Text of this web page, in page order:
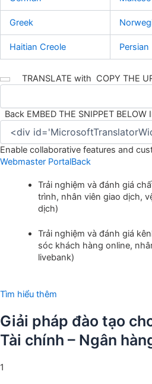
Greek
Haitian Creole Persian
TRANSLATE with COPY THE
Back EMBED THE SNIPPET BELOW
Enable collaborative features and
Webmaster PortalBack
Trải nghiệm và đánh giá
trình, nhân viên giao dịch,
dịch)
Trải nghiệm và đánh giá
sóc khách hàng online,
livebank)
Tìm hiểu thêm
Giải pháp đào tạo
Tài chính – Ngân
1